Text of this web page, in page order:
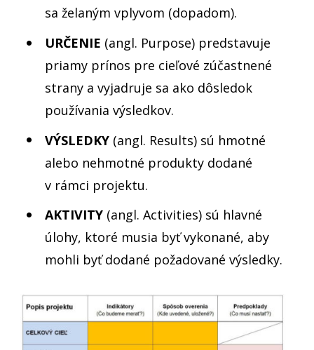
sa želaným vplyvom (dopadom).
URČENIE (angl. Purpose) predstavuje
priamy prínos pre cieľové zúčastnené
strany a vyjadruje sa ako dôsledok
používania výsledkov.
VÝSLEDKY (angl. Results) sú hmotné
alebo nehmotné produkty dodané
v rámci projektu.
AKTIVITY (angl. Activities) sú hlavné
úlohy, ktoré musia byť vykonané, aby
mohli byť dodané požadované výsledky.